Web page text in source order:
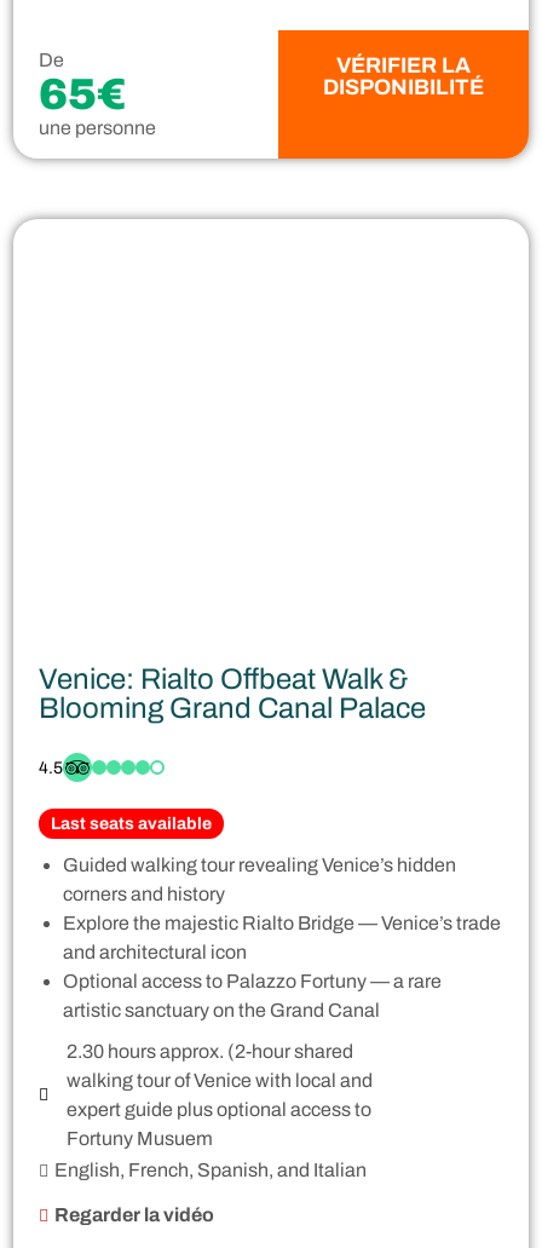
De
65€
une personne
VÉRIFIER LA
DISPONIBILITÉ
Venice: Rialto Offbeat Walk &
Blooming Grand Canal Palace
4.5
Last seats available
Guided walking tour revealing Venice’s hidden
corners and history
Explore the majestic Rialto Bridge — Venice’s trade
and architectural icon
Optional access to Palazzo Fortuny — a rare
artistic sanctuary on the Grand Canal
2.30 hours approx. (2-hour shared
walking tour of Venice with local and
expert guide plus optional access to
Fortuny Musuem
English, French, Spanish, and Italian
Regarder la vidéo